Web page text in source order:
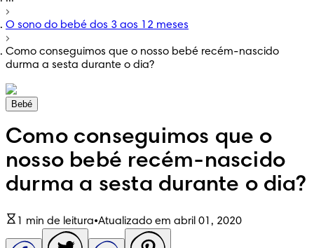
O sono do bebé dos 3 aos 12 meses
Como conseguimos que o nosso bebé recém-nascido
durma a sesta durante o dia?
Bebé
Como conseguimos que o
nosso bebé recém-nascido
durma a sesta durante o dia?
1 min de leitura•Atualizado em abril 01, 2020